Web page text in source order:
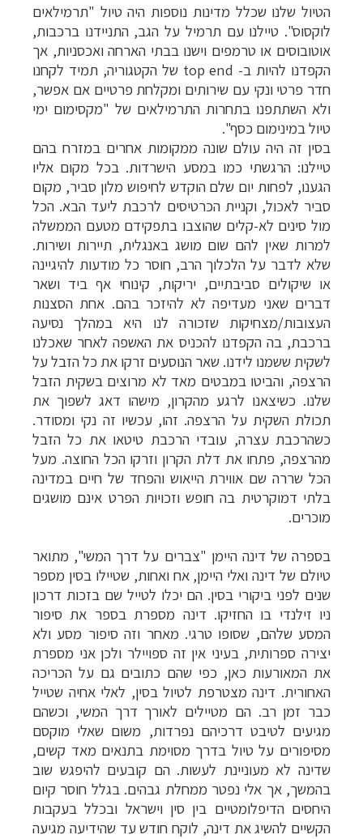
הטיול שלנו שכלל מדינות נוספות היה טיול "תרמילאים
לוקסוס". טיילנו עם תרמיל על הגב, התניידנו ברכבות,
אוטובוסים או טרמפים וישנו בבתי הארחה ואכסניות, אך
הקפדנו להיות ב- top end של הקטגוריה, תמיד לקחנו
חדר פרטי ונקי עם שירותים ומקלחת פרטיים אם אפשר,
ולא השתתפנו בתחרות התרמילאים של "מקסימום ימי
טיול במינימום כסף".
בסין זה היה עולם שונה ממקומות אחרים במזרח בהם
טיילנו: הרגשתי כמו במסע הישרדות. בכל מקום אליו
הגענו, לפחות יום שלם הוקדש לחיפוש מלון סביר, מקום
סביר לאכול, וקניית הכרטיסים לרכבת ליעד הבא. הכל
מול סינים לא-קלים שהוצבו בתפקידם מטעם הממשלה
למרות שאין להם שום מושג באנגלית, תיירות ושירות.
שלא לדבר על הלכלוך הרב, חוסר כל מודעות להיגיינה
או שיקולים סביבתיים, יריקות, קינוחי אף ביד ושאר
דברים שאני מעדיפה לא להיזכר בהם. אחת הסצנות
העצובות/מצחיקות שזכורה לנו היא במהלך נסיעה
ברכבת, בה הקפדנו להכניס את האשפה לאחר שאכלנו
לשקית ששמנו לידנו. שאר הנוסעים זרקו את כל הזבל על
הרצפה, והביטו במבטים מאד לא מרוצים בשקית הזבל
שלנו. כשיצאנו לרגע מהקרון, מישהו דאג לשפוך את
תכולת השקית על הרצפה. זהו, עכשיו זה נקי ומסודר.
כשהרכבת עצרה, עובדי הרכבת טיטאו את כל הזבל
מהרצפה, פתחו את דלת הקרון וזרקו הכל החוצה. מעל
הכל שררה שם אווירת הייאוש והפחד של חיים במדינה
בלתי דמוקרטית בה חופש וזכויות הפרט אינם מושגים
מוכרים.
בספרה של דינה היימן "צברים על דרך המשי", מתואר
טיולם של דינה ואלי היימן, אח ואחות, שטיילו בסין מספר
שנים לפני ביקורי בסין. הם יכלו לטייל שם בזכות דרכון
ניו זילנדי בו החזיקו. דינה מספרת בספר את סיפור
המסע שלהם, שסופו טרגי. מאחר וזה סיפור מסע ולא
יצירה ספרותית, בעיני אין זה ספויילר ולכן אני מספרת
את המאורעות כאן, כפי שהם כתובים גם על הכריכה
האחורית. דינה מצטרפת לטיול בסין, לאלי אחיה שטייל
כבר זמן רב. הם מטיילים לאורך דרך המשי, וכשהם
מגיעים לטיבט דרכיהם נפרדות, משום שאלי מוקסם
מסיפורים על טיול בדרך מסוימת בתנאים מאד קשים,
שדינה לא מעוניינת לעשות. הם קובעים להיפגש שוב
בהמשך, אך אלי נפטר ממחלת גבהים. בגלל חוסר קיום
היחסים הדיפלומטיים בין סין וישראל ובכלל בעקבות
הקשיים להשיג את דינה, לוקח חודש עד שהידיעה מגיעה